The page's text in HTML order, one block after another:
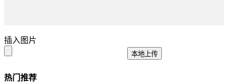
插入图片
本地上传
热门推荐